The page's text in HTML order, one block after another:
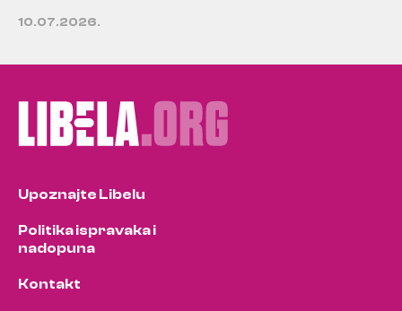
10.07.2026.
Upoznajte Libelu
Politika ispravaka i
nadopuna
Kontakt